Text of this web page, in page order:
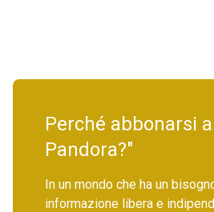
Perché abbonarsi
Pandora?"
In un mondo che ha un
informazione libera e